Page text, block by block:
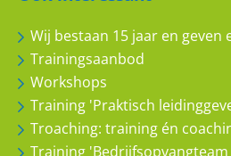
Wij bestaan 15 jaar en geven
Trainingsaanbod
Workshops
Training 'Praktisch
Troaching: training én
Training 'Bedrijfsopvangteam